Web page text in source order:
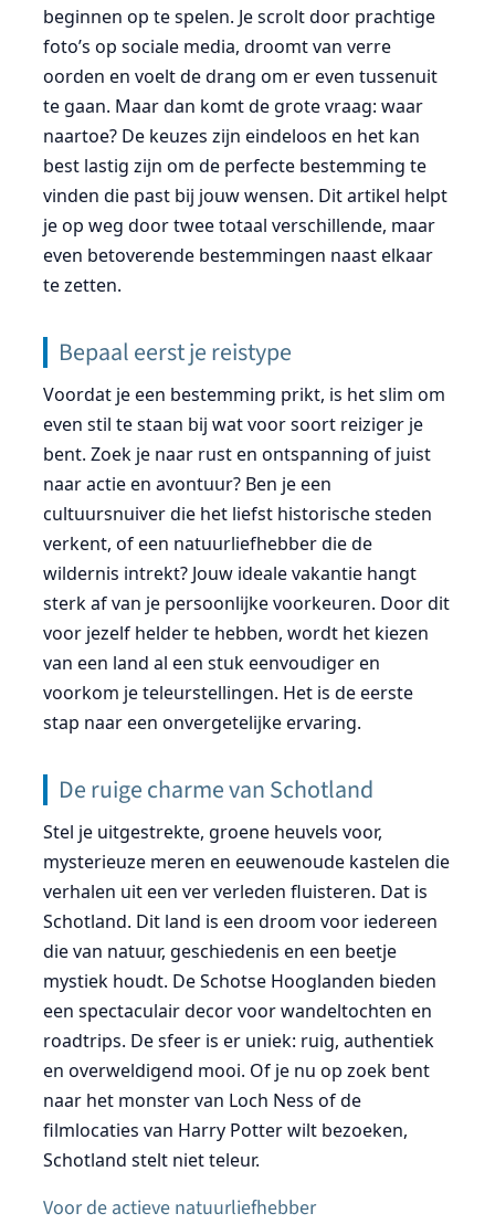
beginnen op te spelen. Je scrolt door prachtige
foto’s op sociale media, droomt van verre
oorden en voelt de drang om er even tussenuit
te gaan. Maar dan komt de grote vraag: waar
naartoe? De keuzes zijn eindeloos en het kan
best lastig zijn om de perfecte bestemming te
vinden die past bij jouw wensen. Dit artikel helpt
je op weg door twee totaal verschillende, maar
even betoverende bestemmingen naast elkaar
te zetten.
Bepaal eerst je reistype
Voordat je een bestemming prikt, is het slim om
even stil te staan bij wat voor soort reiziger je
bent. Zoek je naar rust en ontspanning of juist
naar actie en avontuur? Ben je een
cultuursnuiver die het liefst historische steden
verkent, of een natuurliefhebber die de
wildernis intrekt? Jouw ideale vakantie hangt
sterk af van je persoonlijke voorkeuren. Door dit
voor jezelf helder te hebben, wordt het kiezen
van een land al een stuk eenvoudiger en
voorkom je teleurstellingen. Het is de eerste
stap naar een onvergetelijke ervaring.
De ruige charme van Schotland
Stel je uitgestrekte, groene heuvels voor,
mysterieuze meren en eeuwenoude kastelen die
verhalen uit een ver verleden fluisteren. Dat is
Schotland. Dit land is een droom voor iedereen
die van natuur, geschiedenis en een beetje
mystiek houdt. De Schotse Hooglanden bieden
een spectaculair decor voor wandeltochten en
roadtrips. De sfeer is er uniek: ruig, authentiek
en overweldigend mooi. Of je nu op zoek bent
naar het monster van Loch Ness of de
filmlocaties van Harry Potter wilt bezoeken,
Schotland stelt niet teleur.
Voor de actieve natuurliefhebber